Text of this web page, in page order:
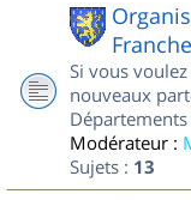
Si vous
nouveaux
Modérateur :
Sujets : 13